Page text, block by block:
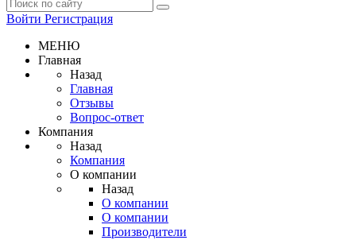
Войти Регистрация
МЕНЮ
Главная
Назад
Главная
Отзывы
Вопрос-ответ
Компания
Назад
Компания
О компании
Назад
О компании
О компании
Производители